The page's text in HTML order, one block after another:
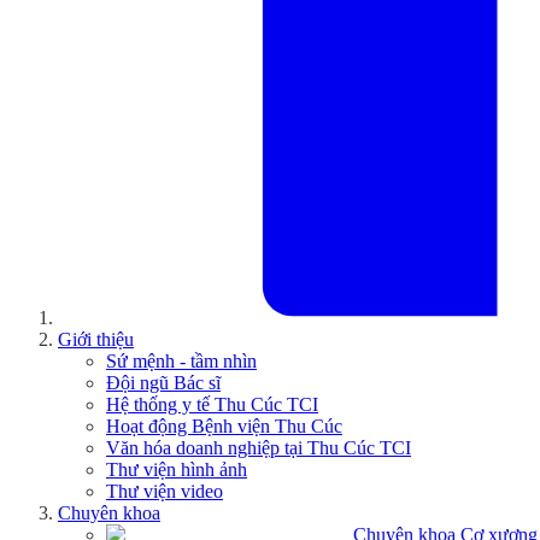
Giới thiệu
Sứ mệnh - tầm nhìn
Đội ngũ Bác sĩ
Hệ thống y tế Thu Cúc TCI
Hoạt động Bệnh viện Thu Cúc
Văn hóa doanh nghiệp tại Thu Cúc TCI
Thư viện hình ảnh
Thư viện video
Chuyên khoa
Chuyên khoa Cơ